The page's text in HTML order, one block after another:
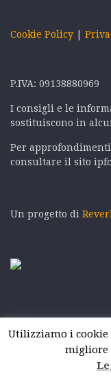
Cookie Policy
P.IVA: 09138880969
I consigli e le
sostituiscono in
Per
consultare il sito
Un progetto di
Utilizziamo i cookie
migliore